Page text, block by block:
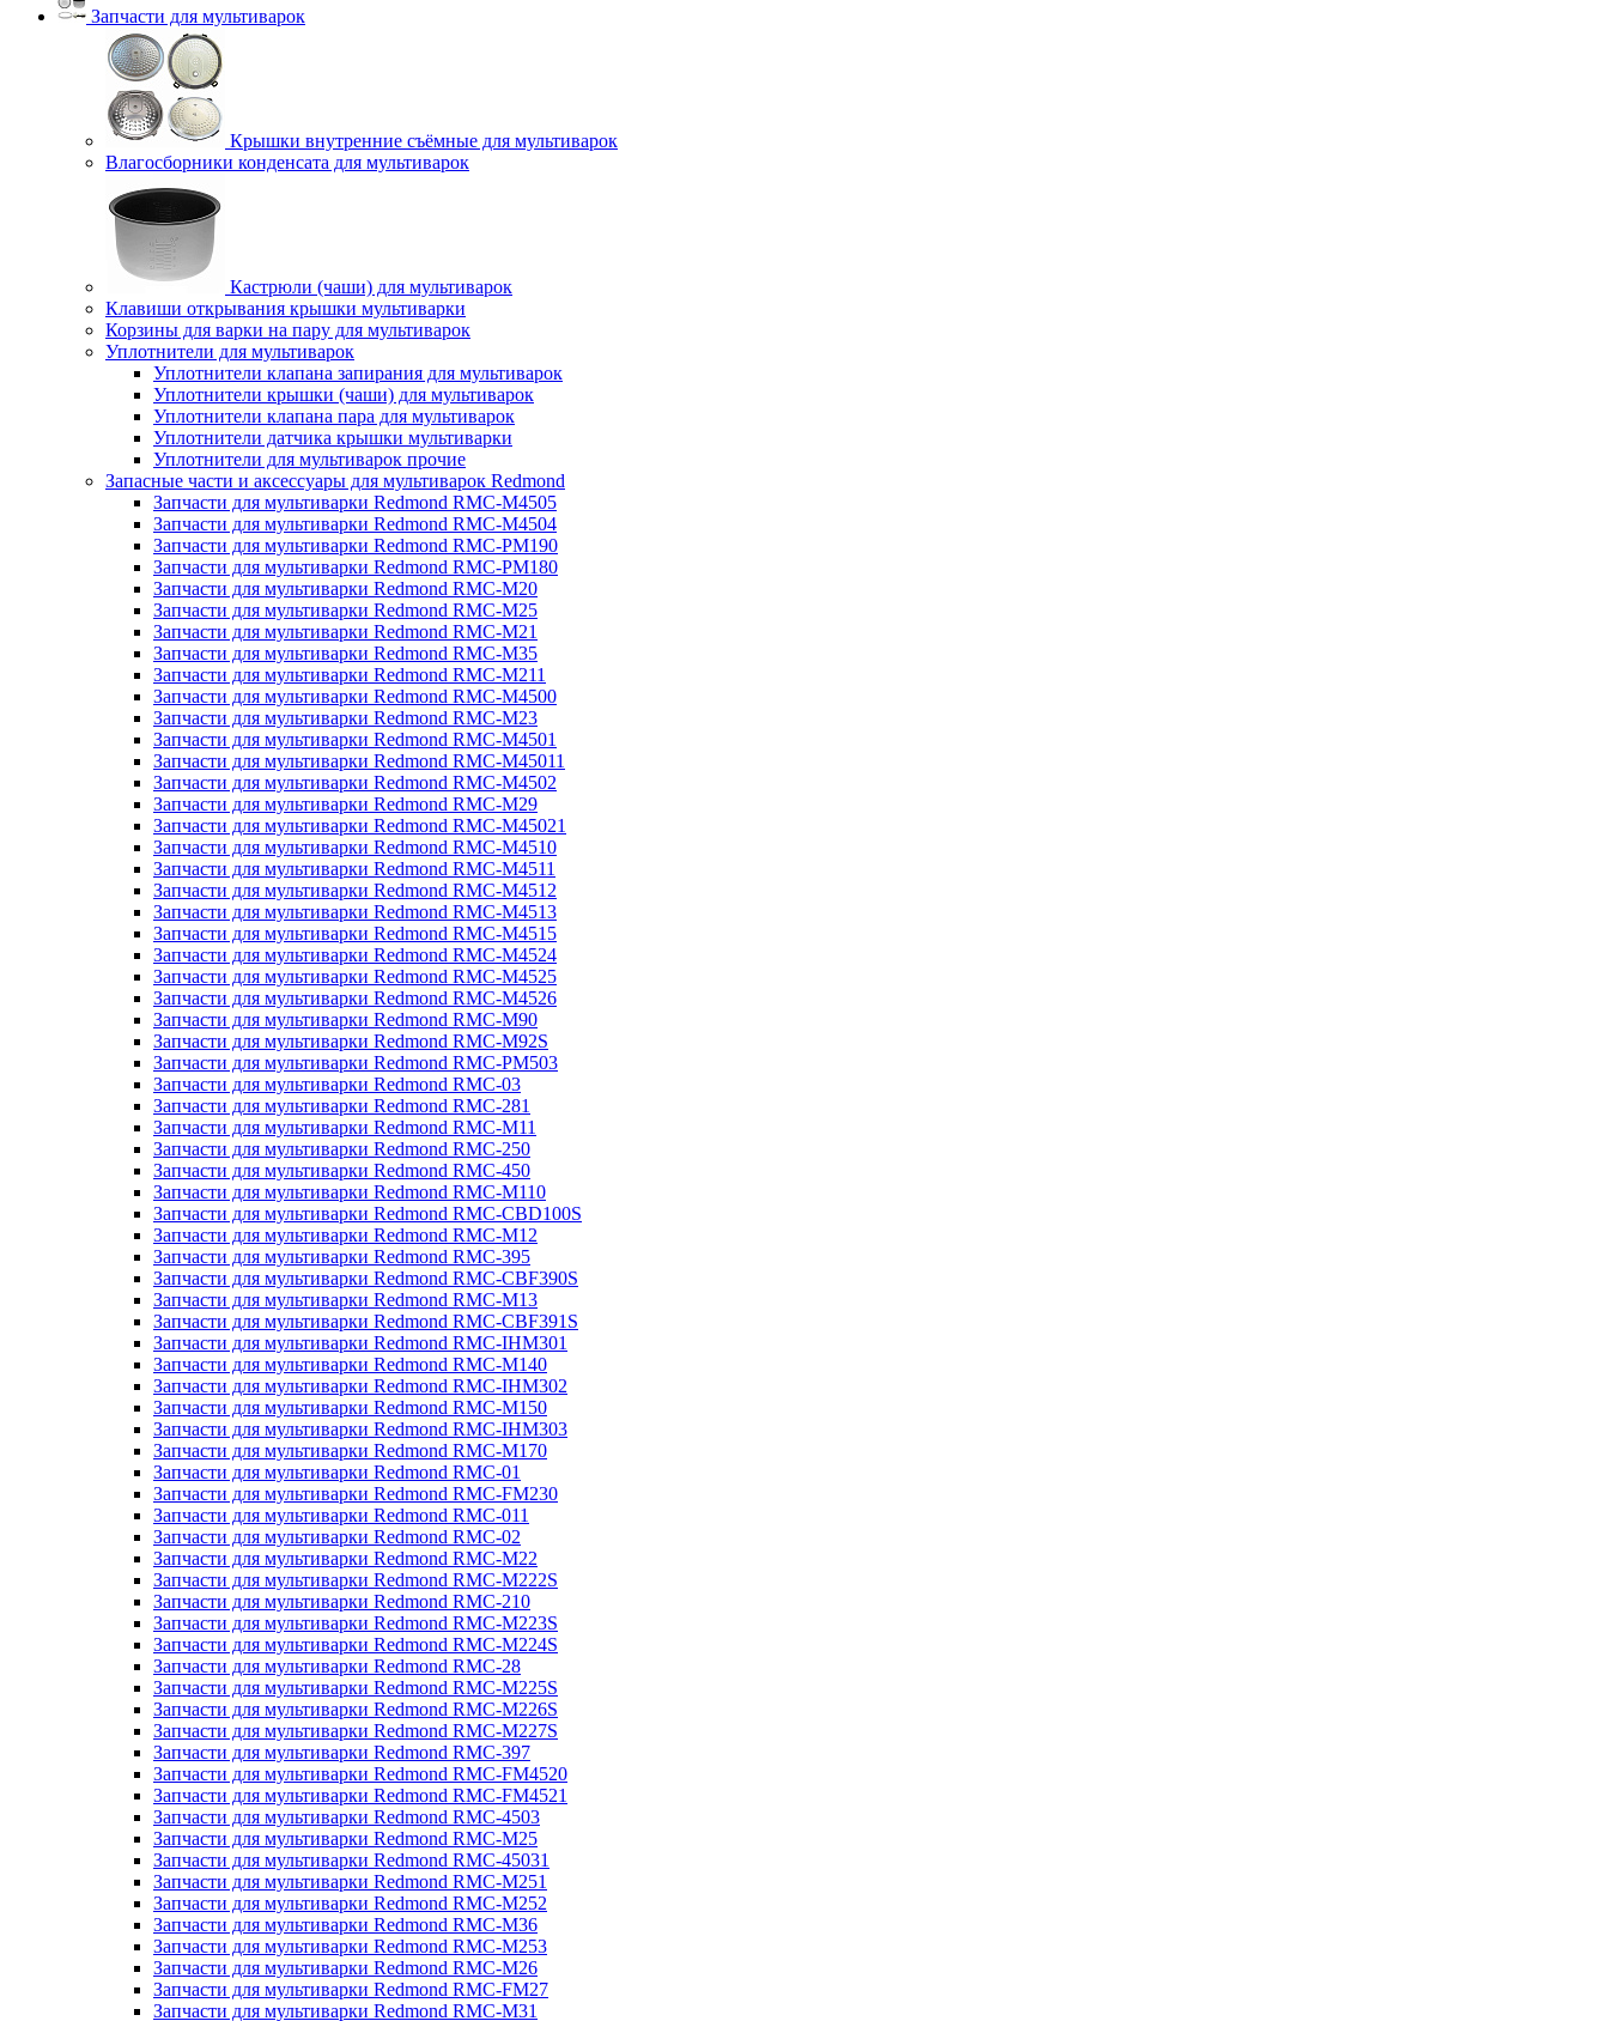
Запчасти для мультиварок
Крышки внутренние съёмные для мультиварок
Влагосборники конденсата для мультиварок
Кастрюли (чаши) для мультиварок
Клавиши открывания крышки мультиварки
Корзины для варки на пару для мультиварок
Уплотнители для мультиварок
Уплотнители клапана запирания для мультиварок
Уплотнители крышки (чаши) для мультиварок
Уплотнители клапана пара для мультиварок
Уплотнители датчика крышки мультиварки
Уплотнители для мультиварок прочие
Запасные части и аксессуары для мультиварок Redmond
Запчасти для мультиварки Redmond RMC-M4505
Запчасти для мультиварки Redmond RMC-M4504
Запчасти для мультиварки Redmond RMC-PM190
Запчасти для мультиварки Redmond RMC-PM180
Запчасти для мультиварки Redmond RMC-M20
Запчасти для мультиварки Redmond RMC-M25
Запчасти для мультиварки Redmond RMC-M21
Запчасти для мультиварки Redmond RMC-M35
Запчасти для мультиварки Redmond RMC-M211
Запчасти для мультиварки Redmond RMC-M4500
Запчасти для мультиварки Redmond RMC-M23
Запчасти для мультиварки Redmond RMC-M4501
Запчасти для мультиварки Redmond RMC-M45011
Запчасти для мультиварки Redmond RMC-M4502
Запчасти для мультиварки Redmond RMC-M29
Запчасти для мультиварки Redmond RMC-M45021
Запчасти для мультиварки Redmond RMC-M4510
Запчасти для мультиварки Redmond RMC-M4511
Запчасти для мультиварки Redmond RMC-M4512
Запчасти для мультиварки Redmond RMC-M4513
Запчасти для мультиварки Redmond RMC-M4515
Запчасти для мультиварки Redmond RMC-M4524
Запчасти для мультиварки Redmond RMC-M4525
Запчасти для мультиварки Redmond RMC-M4526
Запчасти для мультиварки Redmond RMC-M90
Запчасти для мультиварки Redmond RMC-M92S
Запчасти для мультиварки Redmond RMC-PM503
Запчасти для мультиварки Redmond RMC-03
Запчасти для мультиварки Redmond RMC-281
Запчасти для мультиварки Redmond RMC-M11
Запчасти для мультиварки Redmond RMC-250
Запчасти для мультиварки Redmond RMC-450
Запчасти для мультиварки Redmond RMC-M110
Запчасти для мультиварки Redmond RMC-CBD100S
Запчасти для мультиварки Redmond RMC-M12
Запчасти для мультиварки Redmond RMC-395
Запчасти для мультиварки Redmond RMC-CBF390S
Запчасти для мультиварки Redmond RMC-M13
Запчасти для мультиварки Redmond RMC-CBF391S
Запчасти для мультиварки Redmond RMC-IHM301
Запчасти для мультиварки Redmond RMC-M140
Запчасти для мультиварки Redmond RMC-IHM302
Запчасти для мультиварки Redmond RMC-M150
Запчасти для мультиварки Redmond RMC-IHM303
Запчасти для мультиварки Redmond RMC-M170
Запчасти для мультиварки Redmond RMC-01
Запчасти для мультиварки Redmond RMC-FM230
Запчасти для мультиварки Redmond RMC-011
Запчасти для мультиварки Redmond RMC-02
Запчасти для мультиварки Redmond RMC-M22
Запчасти для мультиварки Redmond RMC-M222S
Запчасти для мультиварки Redmond RMC-210
Запчасти для мультиварки Redmond RMC-M223S
Запчасти для мультиварки Redmond RMC-M224S
Запчасти для мультиварки Redmond RMC-28
Запчасти для мультиварки Redmond RMC-M225S
Запчасти для мультиварки Redmond RMC-M226S
Запчасти для мультиварки Redmond RMC-M227S
Запчасти для мультиварки Redmond RMC-397
Запчасти для мультиварки Redmond RMC-FM4520
Запчасти для мультиварки Redmond RMC-FM4521
Запчасти для мультиварки Redmond RMC-4503
Запчасти для мультиварки Redmond RMC-M25
Запчасти для мультиварки Redmond RMC-45031
Запчасти для мультиварки Redmond RMC-M251
Запчасти для мультиварки Redmond RMC-M252
Запчасти для мультиварки Redmond RMC-M36
Запчасти для мультиварки Redmond RMC-M253
Запчасти для мультиварки Redmond RMC-M26
Запчасти для мультиварки Redmond RMC-FM27
Запчасти для мультиварки Redmond RMC-M31